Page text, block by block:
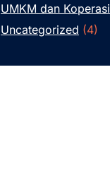
UMKM dan Koperasi
Uncategorized (4)